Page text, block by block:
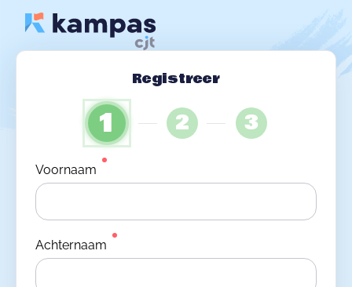
Registreer
1 2 3
Voornaam
Achternaam